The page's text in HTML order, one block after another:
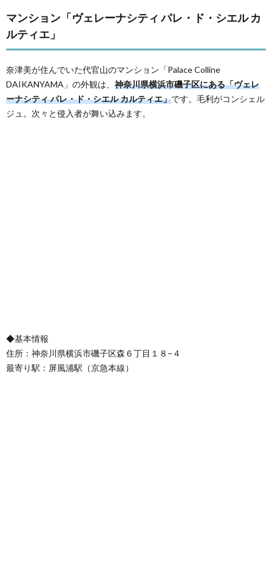
マンション「ヴェレーナシティ パレ・ド・シエル カ
ルティエ」
奈津美が住んでいた代官山のマンション「Palace Colline
DAIKANYAMA」の外観は、 神奈川県横浜市磯子区にある「ヴェレ
ーナシティ パレ・ド・シエル カルティエ」です。毛利がコンシェル
ジュ。次々と侵入者が舞い込みます。
◆基本情報
住所：神奈川県横浜市磯子区森６丁目１８−４
最寄り駅：屏風浦駅（京急本線）